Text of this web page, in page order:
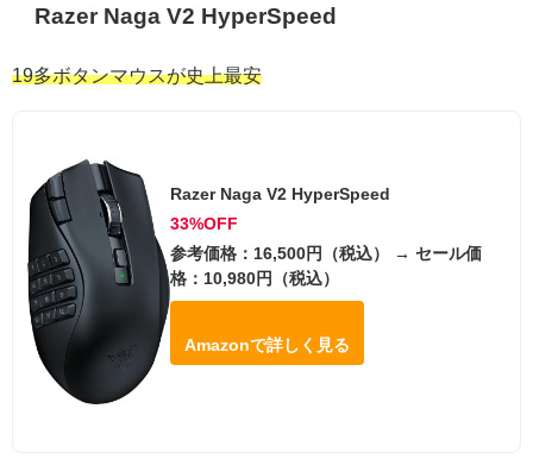
Razer Naga V2 HyperSpeed
19多ボタンマウスが史上最安
Razer Naga V2 HyperSpeed
33%OFF
参考価格：16,500円（税込） → セール価
格：10,980円（税込）
Amazonで詳しく見る